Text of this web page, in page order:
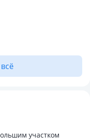
участком